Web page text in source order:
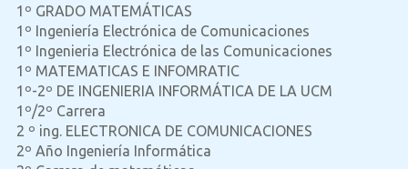
1º GRADO MATEMÁTICAS
1º Ingeniería Electrónica de Comunicaciones
1º Ingenieria Electrónica de las Comunicaciones
1º MATEMATICAS E INFOMRATIC
1º-2º DE INGENIERIA INFORMÁTICA DE LA UCM
1º/2º Carrera
2 º ing. ELECTRONICA DE COMUNICACIONES
2º Año Ingeniería Informática